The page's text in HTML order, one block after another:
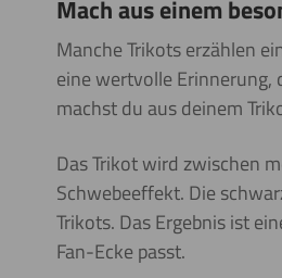
Mach aus einem
Manche Trikots erzählen
eine wertvolle Erinnerung,
machst du aus deinem
Das Trikot wird zwischen
Schwebeeffekt. Die
Trikots. Das Ergebnis ist
Fan-Ecke passt.